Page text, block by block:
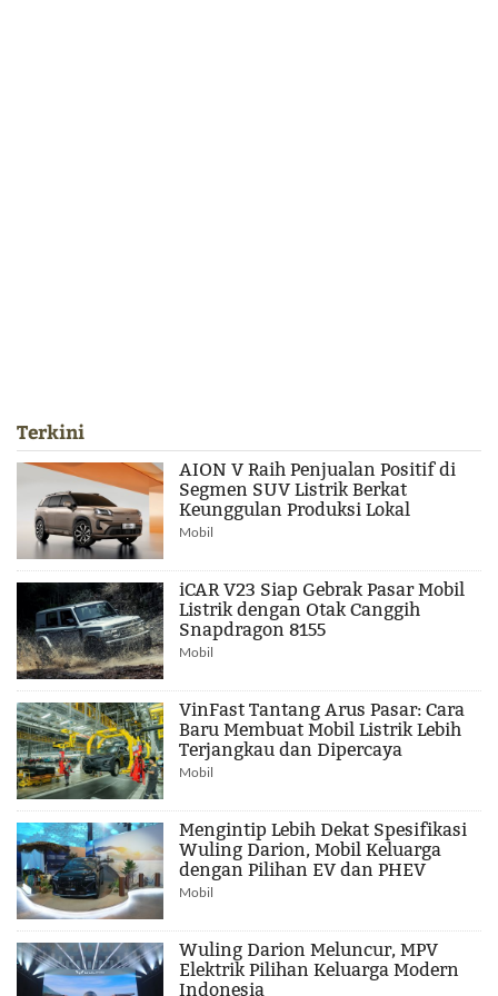
Terkini
AION V Raih Penjualan Positif di
Segmen SUV Listrik Berkat
Keunggulan Produksi Lokal
Mobil
iCAR V23 Siap Gebrak Pasar Mobil
Listrik dengan Otak Canggih
Snapdragon 8155
Mobil
VinFast Tantang Arus Pasar: Cara
Baru Membuat Mobil Listrik Lebih
Terjangkau dan Dipercaya
Mobil
Mengintip Lebih Dekat Spesifikasi
Wuling Darion, Mobil Keluarga
dengan Pilihan EV dan PHEV
Mobil
Wuling Darion Meluncur, MPV
Elektrik Pilihan Keluarga Modern
Indonesia